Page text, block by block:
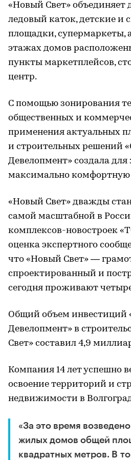
«Новый Свет» объединяет
ледовый каток, детские и
площадки, супермаркеты,
этажах домов
пункты маркетплейсов,
центр.
С помощью зонирования
общественных и
применения актуальных
и строительных решений
Девелопмент» создала
максимально комфортную
«Новый Свет» дважды
самой масштабной в
комплексов-новостроек
оценка экспертного
что «Новый Свет» —
спроектированный и
сегодня проживают
Общий объем инвестиций
Девелопмент» в
Свет» составил 4,9
Компания 14 лет успешно
освоение территорий и
недвижимости в
«За это время
жилых домов общей
квадратных метров. В